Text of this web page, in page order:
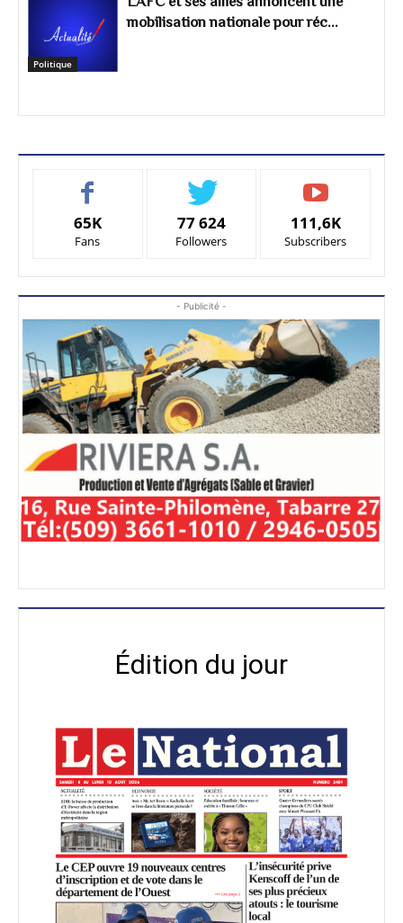
Politique
mobilisation nationale pour réc...
65K
Fans
77 624
Followers
111,6K
Subscribers
- Publicité -
Édition du jour